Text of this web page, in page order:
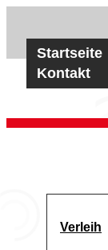
Startseite
Kontakt
Verleih